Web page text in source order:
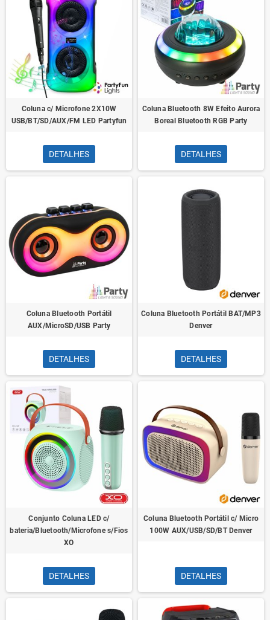
Coluna c/ Microfone 2X10W
USB/BT/SD/AUX/FM LED Partyfun
DETALHES
Coluna Bluetooth 8W Efeito Aurora
Boreal Bluetooth RGB Party
DETALHES
Coluna Bluetooth Portátil
AUX/MicroSD/USB Party
DETALHES
Coluna Bluetooth Portátil BAT/MP3
Denver
DETALHES
Conjunto Coluna LED c/
bateria/Bluetooth/Microfone s/Fios
XO
DETALHES
Coluna Bluetooth Portátil c/ Micro
100W AUX/USB/SD/BT Denver
DETALHES